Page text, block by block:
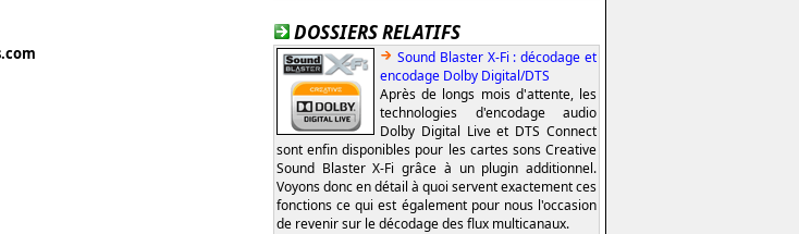
DOSSIERS RELATIFS
Sound Blaster X-Fi : décodage et
encodage Dolby Digital/DTS
Après de longs mois d'attente, les
technologies d'encodage audio
Dolby Digital Live et DTS Connect
sont enfin disponibles pour les cartes sons Creative
Sound Blaster X-Fi grâce à un plugin additionnel.
Voyons donc en détail à quoi servent exactement ces
fonctions ce qui est également pour nous l'occasion
de revenir sur le décodage des flux multicanaux.